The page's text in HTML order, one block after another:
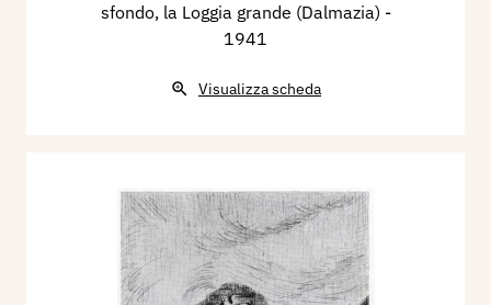
sfondo, la Loggia grande (Dalmazia) -
1941
Visualizza scheda